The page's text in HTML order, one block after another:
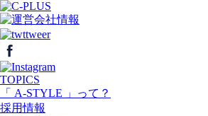
TOPICS
「 A-STYLE 」って？
採用情報